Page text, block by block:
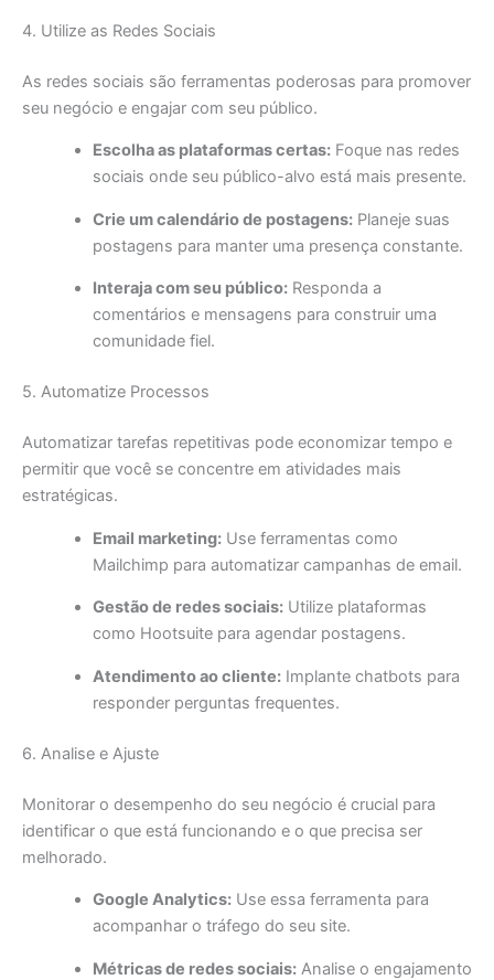
4. Utilize as Redes Sociais
As redes sociais são ferramentas poderosas para promover
seu negócio e engajar com seu público.
Escolha as plataformas certas:Foque nas redes
sociais onde seu público-alvo está mais presente.
Crie um calendário de postagens:Planeje suas
postagens para manter uma presença constante.
Interaja com seu público:Responda a
comentários e mensagens para construir uma
comunidade fiel.
5. Automatize Processos
Automatizar tarefas repetitivas pode economizar tempo e
permitir que você se concentre em atividades mais
estratégicas.
Email marketing:Use ferramentas como
Mailchimp para automatizar campanhas de email.
Gestão de redes sociais:Utilize plataformas
como Hootsuite para agendar postagens.
Atendimento ao cliente:Implante chatbots para
responder perguntas frequentes.
6. Analise e Ajuste
Monitorar o desempenho do seu negócio é crucial para
identificar o que está funcionando e o que precisa ser
melhorado.
Google Analytics:Use essa ferramenta para
acompanhar o tráfego do seu site.
Métricas de redes sociais:Analise o engajamento